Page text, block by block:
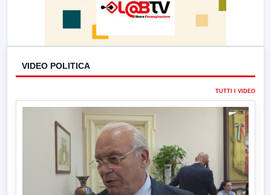
VIDEO POLITICA
TUTTI I VIDEO